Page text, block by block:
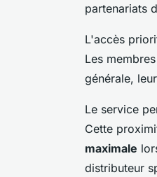
partenariats
L'accès
Les
générale,
Le service
Cette
maximale
distributeur